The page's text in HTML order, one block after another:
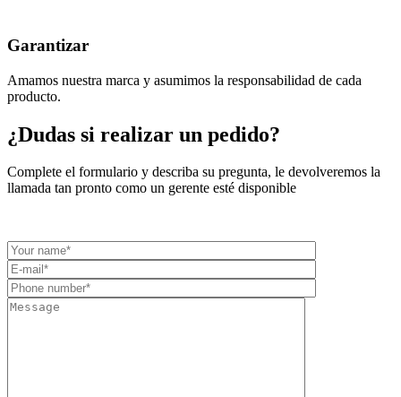
Garantizar
Amamos nuestra marca y asumimos la responsabilidad de cada
producto.
¿Dudas si realizar un pedido?
Complete el formulario y describa su pregunta, le devolveremos la
llamada tan pronto como un gerente esté disponible